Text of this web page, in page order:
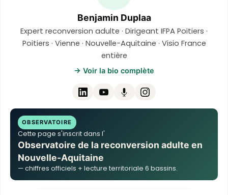
Benjamin Duplaa
Expert reconversion adulte · Dirigeant IFPA Poitiers ·
Poitiers · Vienne · Nouvelle-Aquitaine · Visio France
entière
→ Voir la bio complète
OBSERVATOIRE
Cette page s'inscrit dans l'
Observatoire de la reconversion adulte en
Nouvelle-Aquitaine
— chiffres officiels + lecture territoriale 6 bassins.